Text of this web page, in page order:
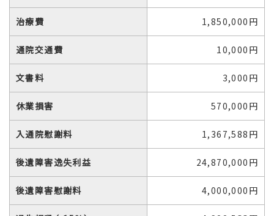
治療費 1,850,000円
通院交通費 10,000円
文書料 3,000円
休業損害 570,000円
入通院慰謝料 1,367,588円
後遺障害逸失利益 24,870,000円
後遺障害慰謝料 4,000,000円